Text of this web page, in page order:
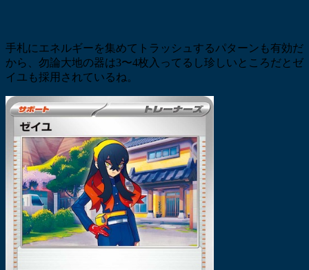
手札にエネルギーを集めてトラッシュするパターンも有効だ
から、勿論大地の器は3〜4枚入ってるし珍しいところだとゼ
イユも採用されているね。